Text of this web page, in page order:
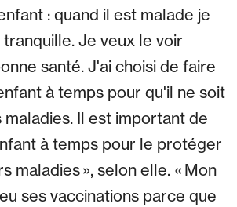
: quand il est malade je
tranquille. Je veux le voir
santé. J'ai choisi de faire
à temps pour qu'il ne soit
Il est important de
à temps pour le protéger
maladies », selon elle. « Mon
ses vaccinations parce que